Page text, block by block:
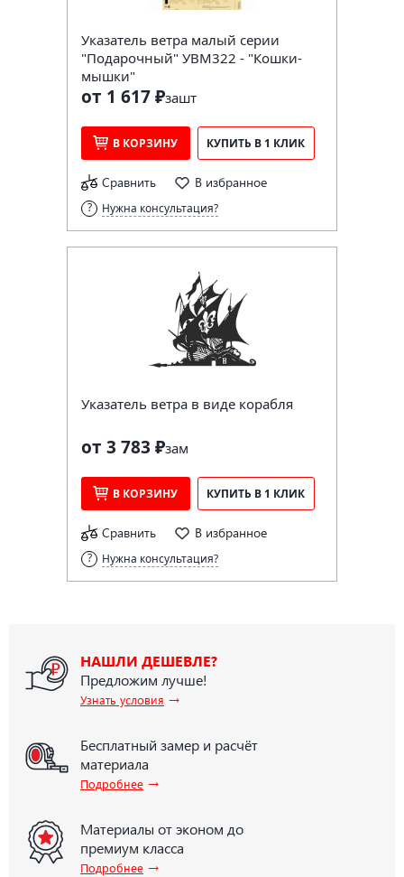
Указатель ветра малый серии
"Подарочный" УВМ322 - "Кошки-
мышки"
от 1 617 ₽зашт
В КОРЗИНУ КУПИТЬ В 1 КЛИК
Сравнить В избранное
Нужна консультация?
Указатель ветра в виде корабля
от 3 783 ₽зам
В КОРЗИНУ КУПИТЬ В 1 КЛИК
Сравнить В избранное
Нужна консультация?
НАШЛИ ДЕШЕВЛЕ?
Предложим лучше!
Узнать условия →
Бесплатный замер и расчёт
материала
Подробнее →
Материалы от эконом до
премиум класса
Подробнее →